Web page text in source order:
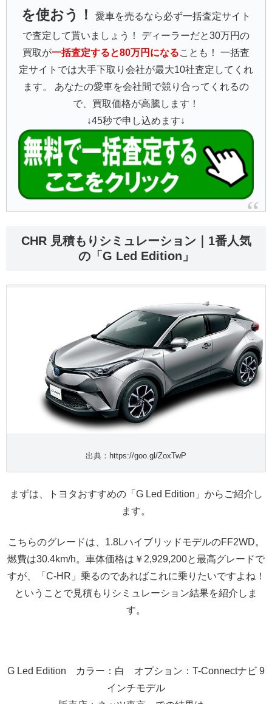
を使おう！
愛車を売るなら必ず一括査定サイト
で査定して貰いましょう！ ディーラーだと30万円の
買取が一括査定すると80万円になることも！ 一括査
定サイトでは大手下取り会社が最大10社査定してくれ
ます。 あなたの愛車を会社間で競り合ってくれるの
で、買取価格が高騰します！
↓45秒で申し込めます↓
CHR 見積もりシミュレーション｜1番人気
の「G Led Edition」
出典：https://goo.gl/ZoxTwP
まずは、トヨタおすすめの「G Led Edition」からご紹介し
ます。
こちらのグレードは、1.8LハイブリッドモデルのFF2WD。
燃費は30.4km/h。車体価格は￥2,929,200と最高グレードで
すが、「C-HR」乗るのであればこれに乗りたいですよね！
ということで見積もりシミュレーション結果を紹介しま
す。
G Led Edition カラー：白 オプション：T-Connectナビ 9
インチモデル